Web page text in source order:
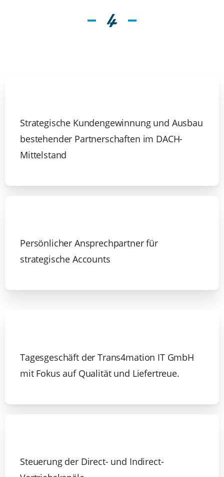
Strategische Kundengewinnung und Ausbau
bestehender Partnerschaften im DACH-
Mittelstand
Persönlicher Ansprechpartner für
strategische Accounts
Tagesgeschäft der Trans4mation IT GmbH
mit Fokus auf Qualität und Liefertreue.
Steuerung der Direct- und Indirect-